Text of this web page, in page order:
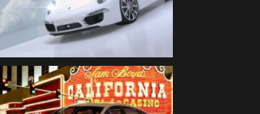
Illustration